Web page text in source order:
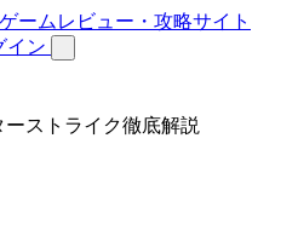
イン
ストライク徹底解説